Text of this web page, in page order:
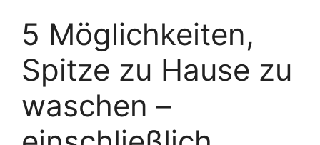
5 Möglichkeiten,
Spitze zu Hause zu
waschen –